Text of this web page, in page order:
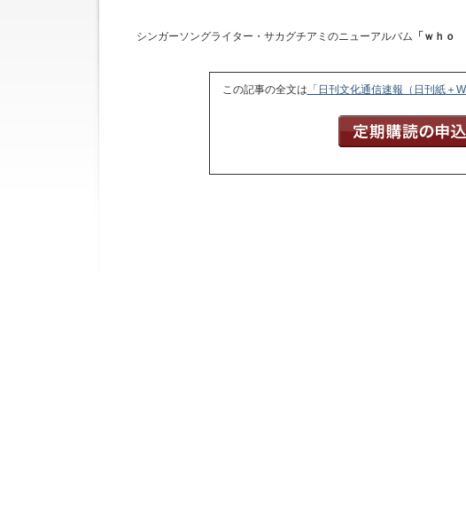
シンガーソングライター・サカグチアミのニューアルバム 「ｗｈｏ
この記事の全文は 「日刊文化通信速報（日刊紙＋